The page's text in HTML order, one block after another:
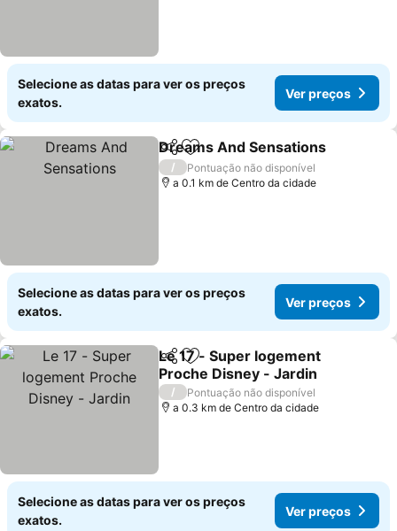
Selecione as datas para ver os preços
exatos.
Ver preços
PartilharAdicionar aos favoritos
Dreams And Sensations
/
Pontuação não disponível
a 0.1 km de Centro da cidade
Selecione as datas para ver os preços
exatos.
Ver preços
PartilharAdicionar aos favoritos
Le 17 - Super logement
Proche Disney - Jardin
/
Pontuação não disponível
a 0.3 km de Centro da cidade
Selecione as datas para ver os preços
exatos.
Ver preços